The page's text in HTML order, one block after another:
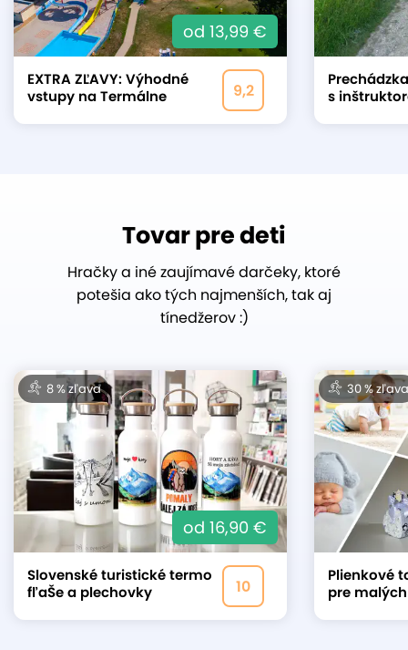
od 13,99 €
9,2
EXTRA ZĽAVY: Výhodné
vstupy na Termálne
s
Tovar pre deti
Hračky a iné zaujímavé darčeky, ktoré
potešia ako tých najmenších, tak aj
tínedžerov :)
8 % zľava
od 16,90 €
10
Slovenské turistické termo
fľaŠe a plechovky
30 % zľava
Plienkové
pre